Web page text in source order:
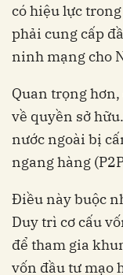
có hiệu lực
phải cung cấp
ninh mạng cho
Quan trọng
về quyền sở
nước ngoài bị
ngang hàng
Điều này buộc
Duy trì cơ cấu
để tham gia
vốn đầu tư mạo